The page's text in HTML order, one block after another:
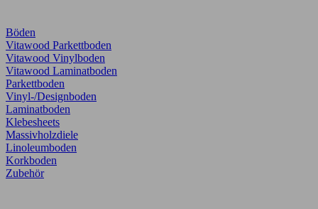
Böden
Vitawood Parkettboden
Vitawood Vinylboden
Vitawood Laminatboden
Parkettboden
Vinyl-/Designboden
Laminatboden
Klebesheets
Massivholzdiele
Linoleumboden
Korkboden
Zubehör